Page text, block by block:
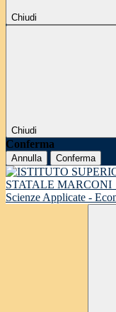
Chiudi
Chiudi
Conferma
Annulla Conferma
STATALE MARCONI
Scienze Applicate -